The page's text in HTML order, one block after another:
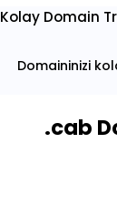
Kolay Domain
Domaininizi
.cab